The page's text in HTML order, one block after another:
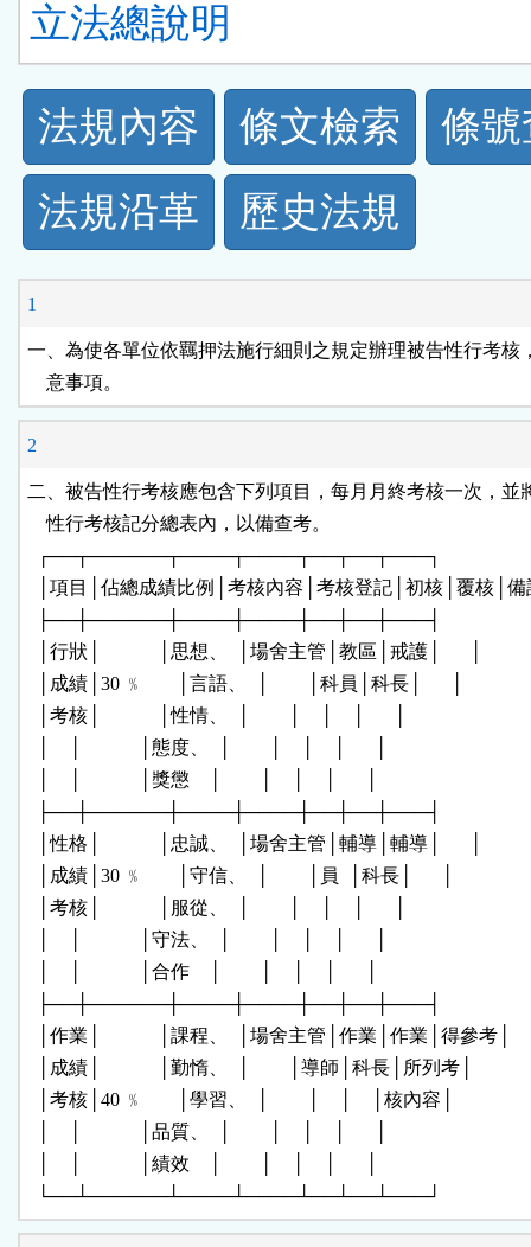
立法總說明
法
規
功
能
按
鈕
法規內容 條文檢索
條
法規沿革
歷史法規
1
一、為使各單位依羈押法施行細則之規定辦理被告性行考核
    意事項。
2
二、被告性行考核應包含下列項目，每月月終考核一次，並
    性行考核記分總表內，以備查考。
  ┌──┬──────┬────┬────┬──┬──┬───┐
│項目│佔總成績比例│考核內容│考核登記│初核│覆核│備
  ├──┼──────┼────┼────┼──┼──┼───┤
  │行狀│            │思想、  │場舍主管│教區│戒護│      │
  │成績│30 ﹪       │言語、  │        │科員│科長│      │
  │考核│            │性情、  │        │    │    │      │
  │    │            │態度、  │        │    │    │      │
  │    │            │獎懲    │        │    │    │      │
  ├──┼──────┼────┼────┼──┼──┼───┤
  │性格│            │忠誠、  │場舍主管│輔導│輔導│      │
  │成績│30 ﹪       │守信、  │        │員  │科長│      │
  │考核│            │服從、  │        │    │    │      │
  │    │            │守法、  │        │    │    │      │
  │    │            │合作    │        │    │    │      │
  ├──┼──────┼────┼────┼──┼──┼───┤
  │作業│            │課程、  │場舍主管│作業│作業│得參考│
  │成績│            │勤惰、  │        │導師│科長│所列考│
  │考核│40 ﹪       │學習、  │        │    │    │核內容│
  │    │            │品質、  │        │    │    │      │
  │    │            │績效    │        │    │    │      │
  └──┴──────┴────┴────┴──┴──┴───┘